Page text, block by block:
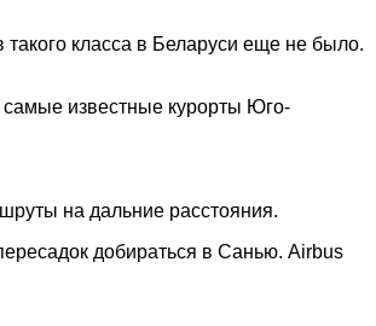
класса в Беларуси еще не было.
самые известные курорты Юго-
на дальние расстояния.
добираться в Санью. Airbus